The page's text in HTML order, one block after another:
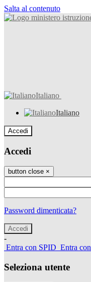
Salta al contenuto
Italiano
Italiano
Accedi
Accedi
button close ×
Password dimenticata?
-
Entra con SPID Entra
Seleziona utente